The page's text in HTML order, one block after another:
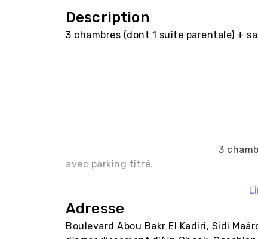
Description
3 chambres (dont 1 suite parentale) +
avec parking titré.
Adresse
Boulevard Abou Bakr El Kadiri, Sidi